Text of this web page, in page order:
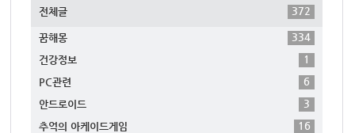
전체글 372
꿈해몽
334
건강정보
1
PC관련
6
안드로이드
3
추억의 아케이드게임
16